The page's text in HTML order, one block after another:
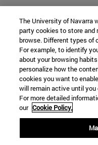
The University of Navarra
party cookies to store and
browse. Different types of
For example, to identify
about your browsing
personalize how the
cookies you want to
will remain active until
For more detailed
our Cookie Policy.